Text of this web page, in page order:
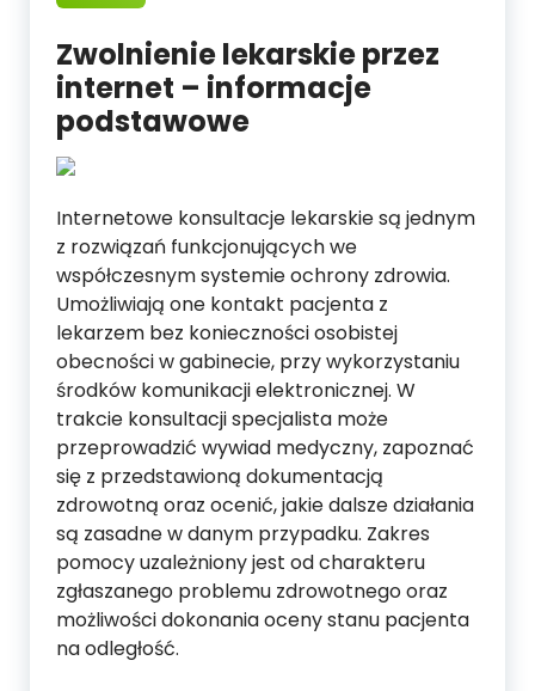
Zwolnienie lekarskie przez
internet – informacje
podstawowe
Internetowe konsultacje lekarskie są jednym
z rozwiązań funkcjonujących we
współczesnym systemie ochrony zdrowia.
Umożliwiają one kontakt pacjenta z
lekarzem bez konieczności osobistej
obecności w gabinecie, przy wykorzystaniu
środków komunikacji elektronicznej. W
trakcie konsultacji specjalista może
przeprowadzić wywiad medyczny, zapoznać
się z przedstawioną dokumentacją
zdrowotną oraz ocenić, jakie dalsze działania
są zasadne w danym przypadku. Zakres
pomocy uzależniony jest od charakteru
zgłaszanego problemu zdrowotnego oraz
możliwości dokonania oceny stanu pacjenta
na odległość.